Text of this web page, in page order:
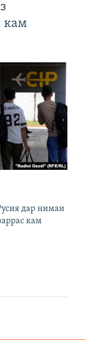
кам
дар нимаи
кам